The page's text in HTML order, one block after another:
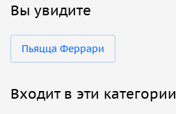
Вы увидите
Пьяцца Феррари
Входит в эти категории